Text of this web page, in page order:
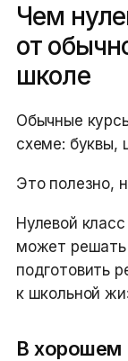
Чем
от
школе
Обычные
схеме: буквы,
Это полезно,
Нулевой
может решать
подготовить
к школьной
В хорошем